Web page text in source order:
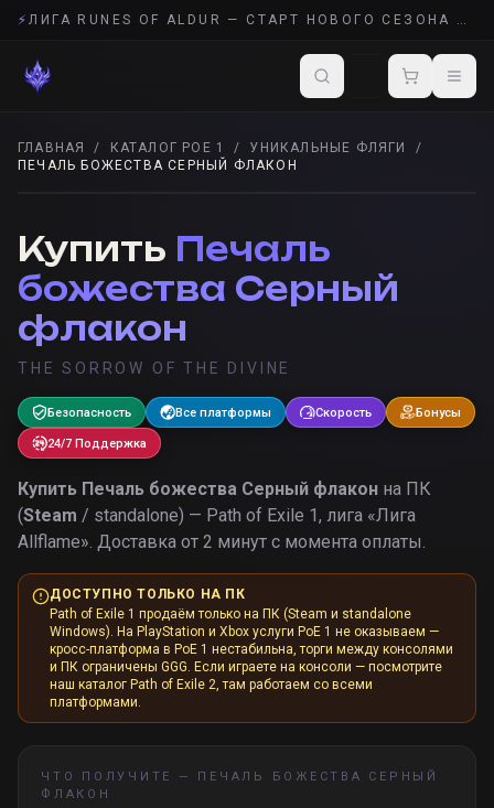
⚡ ЛИГА RUNES OF ALDUR — СТАРТ НОВОГО СЕЗОНА POE 2
ГЛАВНАЯ / КАТАЛОГ POE 1 / УНИКАЛЬНЫЕ ФЛЯГИ
/
ПЕЧАЛЬ БОЖЕСТВА СЕРНЫЙ ФЛАКОН
Купить Печаль
божества Серный
флакон
THE SORROW OF THE DIVINE
Безопасность Все платформы Скорость Бонусы
24/7 Поддержка
Купить Печаль божества Серный флакон на ПК
(Steam / standalone) — Path of Exile 1, лига «Лига
Allflame». Доставка от 2 минут с момента оплаты.
ДОСТУПНО ТОЛЬКО НА ПК
Path of Exile 1 продаём только на ПК (Steam и standalone
Windows). На PlayStation и Xbox услуги PoE 1 не оказываем —
кросс-платформа в PoE 1 нестабильна, торги между консолями
и ПК ограничены GGG. Если играете на консоли — посмотрите
наш каталог Path of Exile 2, там работаем со всеми
платформами.
ЧТО ПОЛУЧИТЕ — ПЕЧАЛЬ БОЖЕСТВА СЕРНЫЙ
ФЛАКОН